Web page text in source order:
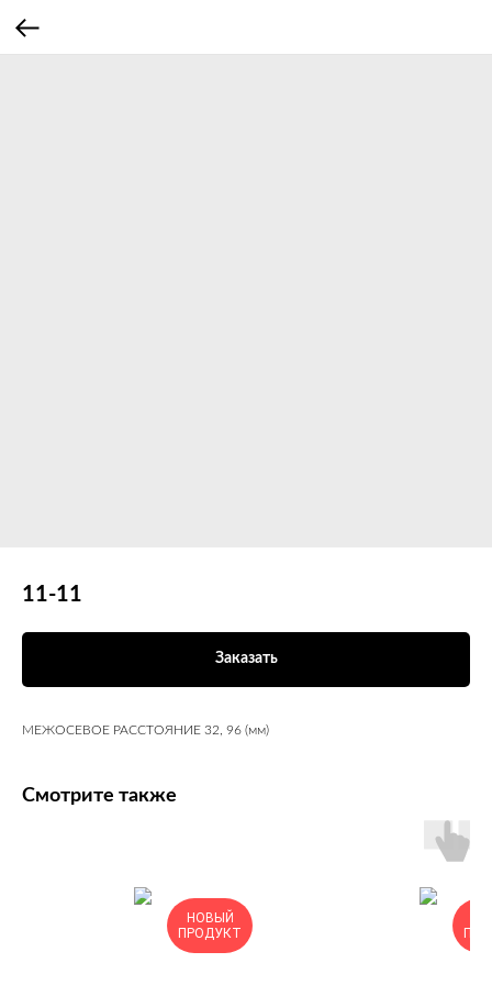
11-11
Заказать
МЕЖОСЕВОЕ РАССТОЯНИЕ 32, 96 (мм)
Смотрите также
НОВЫЙ
ПРОДУКТ